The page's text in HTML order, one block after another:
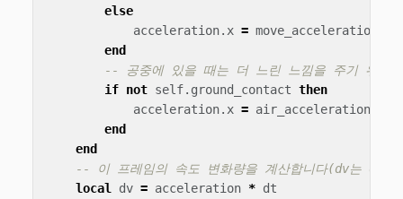
else
acceleration. x = move_acceleration
end
-- 공중에 있을 때는 더 느린 느낌을 주기 위해
if not self. ground_contact then
acceleration. x =
end
end
-- 이 프레임의 속도 변화량을 계산합니다(dv는
local
dv = acceleration * dt